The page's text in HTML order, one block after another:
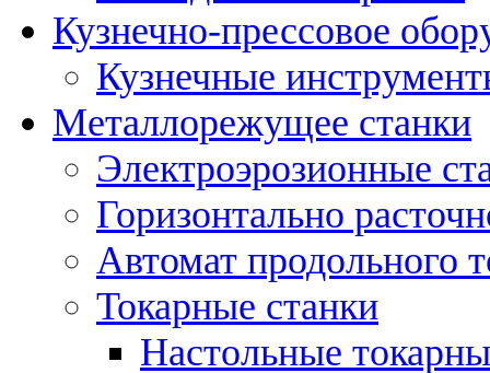
Кузнечно-прессовое
Кузнечные
Металлорежущее станки
Электроэрозионные
Горизонтально
Автомат продольного
Токарные станки
Настольные